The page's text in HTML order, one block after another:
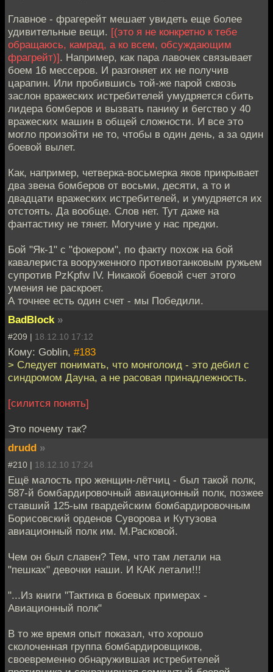
Главное - фрагерейт мешает увидеть еще более
удивительные вещи. [(это я не конкретно к тебе
обращаюсь, камрад, а ко всем, обсуждающим
фрагрейт)]. Например, как пара лавочек связывает
боем 16 мессеров. И разгоняет их не получив
царапин. Или пробившись той-же парой сквозь
заслон вражеских истребителей умудряется сбить
лидера бомберов и вызвать панику и бегство у 40
вражеских машин в общей сложности. И все это
могло произойти не то, чтобы в один день, а за один
боевой вылет.
Как, например, четверка-восьмерка яков прикрывает
два звена бомберов от восьми, десяти, а то и
двадцати вражеских истребителей, и умудряется их
отстоять. Да вообще. Слов нет. Тут даже на
фантастику не тянет. Могучие у нас предки.
Бой "Як-1" с "фокером", по факту похож на бой
кавалериста вооруженного противотанковым ружьем
супротив PzKpfw IV. Никакой боевой счет этого
умения не раскроет.
А точнее есть один счет - мы Победили.
BadBlock »
#209 | 18.12.10 17:12
Кому: Goblin, #183
> Следует понимать, что монголоид - это дебил с
синдромом Дауна, а не расовая принадлежность.
[силится понять]
Это почему так?
drudd »
#210 | 18.12.10 17:24
Ещё малость про женщин-лётчиц - был такой полк,
587-й бомбардировочный авиационный полк, позжее
ставший 125-ым гвардейским бомбардировочным
Борисовский орденов Суворова и Кутузова
авиационный полк им. М.Расковой.
Чем он был славен? Тем, что там летали на
"пешках" девочки наши. И КАК летали!!!
"...Из книги "Тактика в боевых примерах -
Авиационный полк"
В то же время опыт показал, что хорошо
сколоченная группа бомбардировщиков,
своевременно обнаружившая истребителей